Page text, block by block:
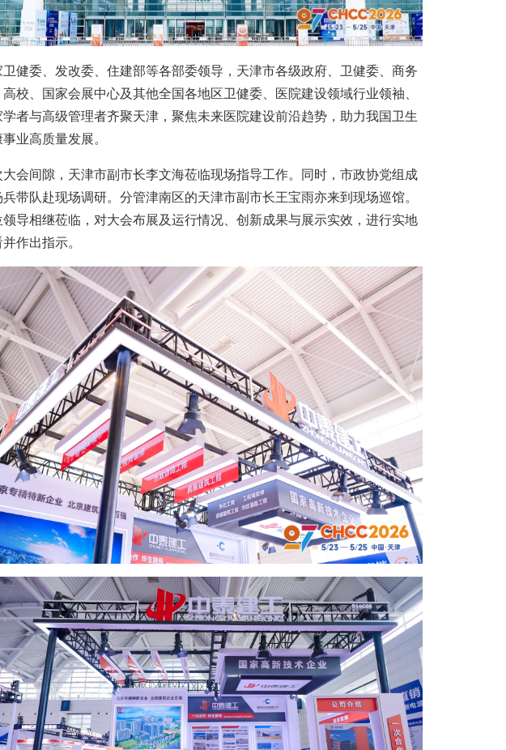
卫健委、发改委、住建部等各部委领导，天津市各级政府、卫健委、商务
高校、国家会展中心及其他全国各地区卫健委、医院建设领域行业领袖、
学者与高级管理者齐聚天津，聚焦未来医院建设前沿趋势，助力我国卫生
业高质量发展。
大会间隙，天津市副市长李文海莅临现场指导工作。同时，市政协党组成
兵带队赴现场调研。分管津南区的天津市副市长王宝雨亦来到现场巡馆。
领导相继莅临，对大会布展及运行情况、创新成果与展示实效，进行实地
作出指示。